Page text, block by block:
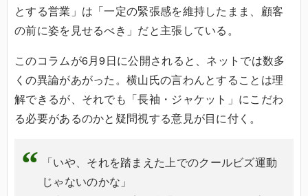
とする営業」は「一定の緊張感を維持したまま、顧客
の前に姿を見せるべき」だと主張している。
このコラムが6月9日に公開されると、ネットでは数多
くの異論があがった。横山氏の言わんとすることは理
解できるが、それでも「長袖・ジャケット」にこだわ
る必要があるのかと疑問視する意見が目に付く。
「いや、それを踏まえた上でのクールビズ運動
じゃないのかな」